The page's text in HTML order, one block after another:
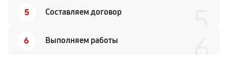
5 Составляем договор
6 Выполняем работы